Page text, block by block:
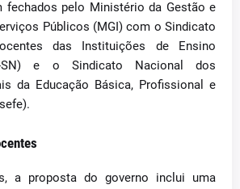
fechados pelo Ministério da Gestão e
Públicos (MGI) com o Sindicato
das Instituições de Ensino
SN) e o Sindicato Nacional dos
da Educação Básica, Profissional e
a proposta do governo inclui uma